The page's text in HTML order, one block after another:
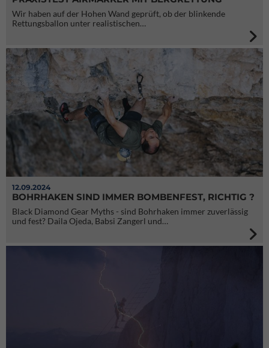
Wir haben auf der Hohen Wand geprüft, ob der blinkende
Rettungsballon unter realistischen…
12.09.2024
BOHRHAKEN SIND IMMER BOMBENFEST, RICHTIG ?
Black Diamond Gear Myths - sind Bohrhaken immer zuverlässig
und fest? Daila Ojeda, Babsi Zangerl und…